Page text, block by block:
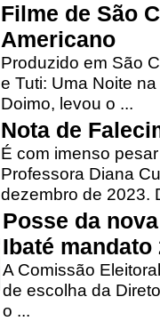
Filme de São
Americano
Produzido em São
e Tuti: Uma Noite
Doimo, levou o ...
Nota de
É com imenso
Professora Diana
dezembro de 2023.
Posse da
Ibaté mandato
A Comissão
de escolha da
o ...